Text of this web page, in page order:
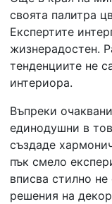
своята палитра
Експертите
жизнерадостен.
тенденциите не
интериора.
Въпреки
единодушни в
създаде
пък смело
вписва стилно
решения на